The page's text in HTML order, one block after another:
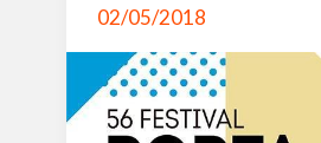
02/05/2018